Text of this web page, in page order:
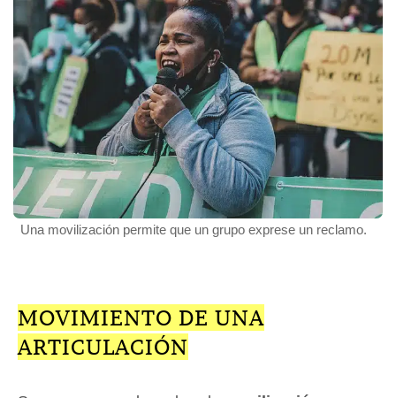
Una movilización permite que un grupo exprese un reclamo.
MOVIMIENTO DE UNA
ARTICULACIÓN